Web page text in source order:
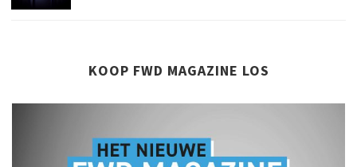
KOOP FWD MAGAZINE LOS